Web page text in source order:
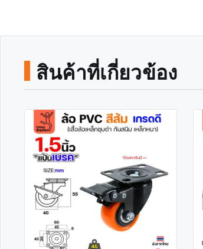
สินค้าที่เกี่ยวข้อง